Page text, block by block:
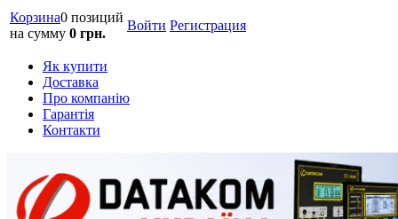
Корзина0 позиций
на сумму 0 грн.
Войти Регистрация
Як купити
Доставка
Про компанію
Гарантія
Контакти